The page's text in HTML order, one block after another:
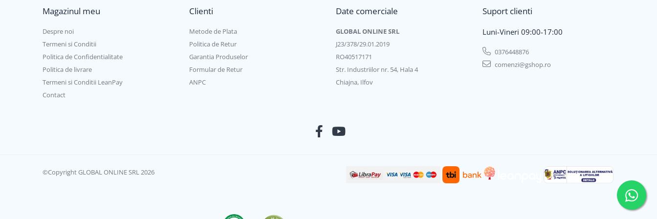
eco
cupru 100%,
telecomanda
Aere conditionate
Aeroterme pe gaz
Centrale termice
Accesorii centrale termice electrice
Accesorii centrale termice pe gaz
Incalzire in pardoseala
Magazinul meu
Despre noi
Termeni si Conditii
Politica de Confidentialitate
Politica de livrare
Termeni si Conditii LeanPay
Contact
Clienti
Metode de Plata
Politica de Retur
Garantia Produselor
Formular de Retur
ANPC
Date comerciale
GLOBAL ONLINE SRL
J23/378/29.01.2019
RO40517171
Str. Industriilor nr. 54, Hala 4
Chiajna, Ilfov
Suport clienti
Luni-Vineri 09:00-17:00
0376448876
comenzi@gshop.ro
©Copyright GLOBAL ONLINE SRL 2026